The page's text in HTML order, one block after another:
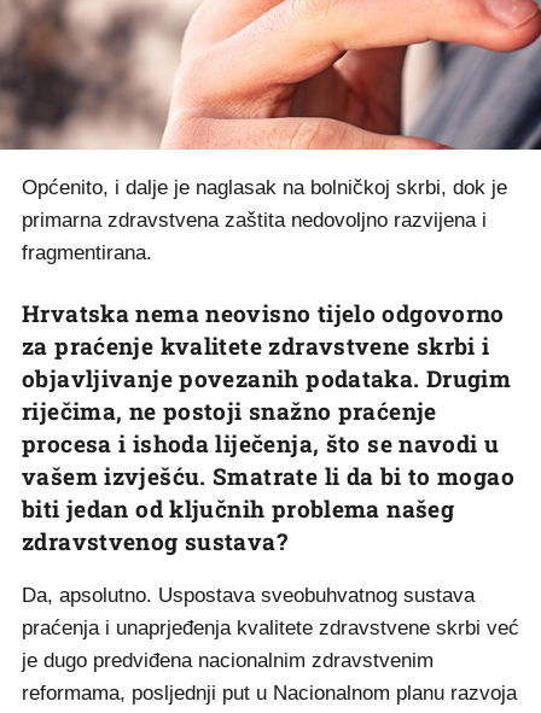
Općenito, i dalje je naglasak na bolničkoj skrbi, dok je
primarna zdravstvena zaštita nedovoljno razvijena i
fragmentirana.
Hrvatska nema neovisno tijelo odgovorno
za praćenje kvalitete zdravstvene skrbi i
objavljivanje povezanih podataka. Drugim
riječima, ne postoji snažno praćenje
procesa i ishoda liječenja, što se navodi u
vašem izvješću. Smatrate li da bi to mogao
biti jedan od ključnih problema našeg
zdravstvenog sustava?
Da, apsolutno. Uspostava sveobuhvatnog sustava
praćenja i unaprjeđenja kvalitete zdravstvene skrbi već
je dugo predviđena nacionalnim zdravstvenim
reformama, posljednji put u Nacionalnom planu razvoja